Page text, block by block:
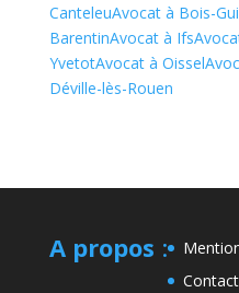
CanteleuAvocat à Bois-
BarentinAvocat à Ifs
YvetotAvocat à Oissel
Déville-lès-Rouen
A propos :
Contact